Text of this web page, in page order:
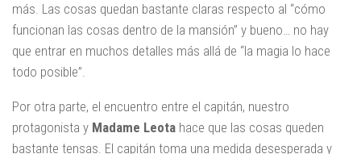
más. Las cosas quedan bastante claras respecto al “cómo
funcionan las cosas dentro de la mansión” y bueno… no hay
que entrar en muchos detalles más allá de “la magia lo hace
todo posible”.
Por otra parte, el encuentro entre el capitán, nuestro
protagonista y Madame Leota hace que las cosas queden
bastante tensas. El capitán toma una medida desesperada y